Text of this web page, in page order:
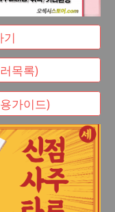
기
목록)
가이드)